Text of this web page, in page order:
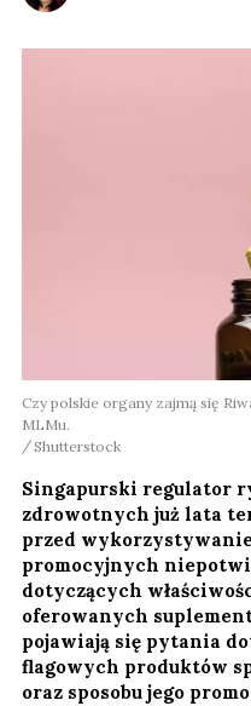
Czy polskie organy zajmą się
MLMu.
Shutterstock
Singapurski regulator
zdrowotnych już lata
przed
promocyjnych
dotyczących
oferowanych
pojawiają się pytania
flagowych produktów
oraz sposobu jego